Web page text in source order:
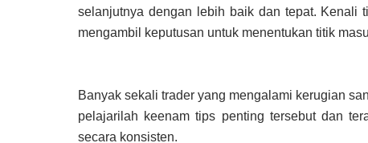
selanjutnya dengan lebih baik dan tepat. Kenali
mengambil keputusan untuk menentukan titik
Banyak sekali trader yang mengalami kerugian
pelajarilah keenam tips penting tersebut dan
secara konsisten.